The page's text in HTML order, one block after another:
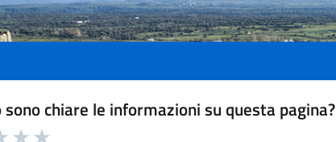
sono chiare le informazioni su questa pagina?
stelle la pagina